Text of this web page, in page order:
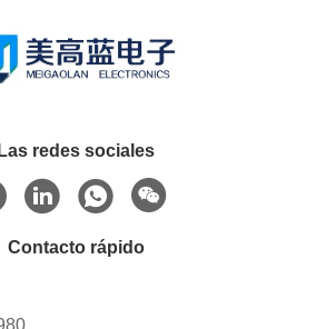
Las redes sociales
Contacto rápido